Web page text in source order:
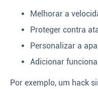
Melhorar a
Proteger contra
Personalizar a
Adicionar
Por exemplo, um hack